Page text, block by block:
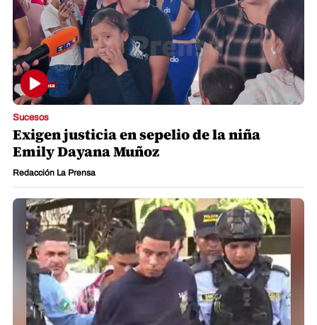
Sucesos
Exigen justicia en sepelio de la niña
Emily Dayana Muñoz
Redacción La Prensa